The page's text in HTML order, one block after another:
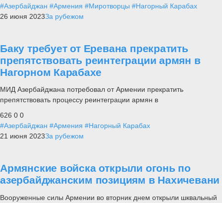
#Азербайджан #Армения #Миротворцы #Нагорный Карабах
26 июня 2023За рубежом
Баку требует от Еревана прекратить
препятствовать реинтеграции армян в
Нагорном Карабахе
МИД Азербайджана потребовал от Армении прекратить
препятствовать процессу реинтеграции армян в
626 0 0
#Азербайджан #Армения #Нагорный Карабах
21 июня 2023За рубежом
Армянские войска открыли огонь по
азербайджанским позициям в Нахичевани
Вооруженные силы Армении во вторник днем открыли шквальный